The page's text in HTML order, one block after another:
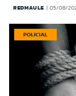
REDMAULE 05/08/
POLICIAL